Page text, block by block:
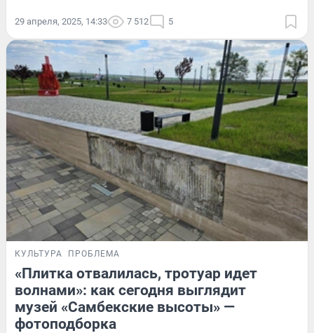
29 апреля, 2025, 14:33 7 512 5
КУЛЬТУРА ПРОБЛЕМА
«Плитка отвалилась, тротуар идет
волнами»: как сегодня выглядит
музей «Самбекские высоты» —
фотоподборка